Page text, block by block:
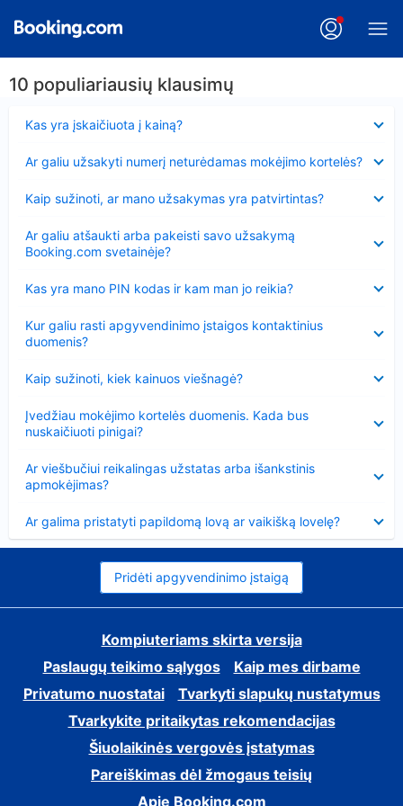
10 populiariausių klausimų
Kas yra įskaičiuota į kainą?
Ar galiu užsakyti numerį neturėdamas mokėjimo kortelės?
Kaip sužinoti, ar mano užsakymas yra patvirtintas?
Ar galiu atšaukti arba pakeisti savo užsakymą
Booking.com svetainėje?
Kas yra mano PIN kodas ir kam man jo reikia?
Kur galiu rasti apgyvendinimo įstaigos kontaktinius
duomenis?
Kaip sužinoti, kiek kainuos viešnagė?
Įvedžiau mokėjimo kortelės duomenis. Kada bus
nuskaičiuoti pinigai?
Ar viešbučiui reikalingas užstatas arba išankstinis
apmokėjimas?
Ar galima pristatyti papildomą lovą ar vaikišką lovelę?
Pridėti apgyvendinimo įstaigą
Kompiuteriams skirta versija
Paslaugų teikimo sąlygos
Kaip mes dirbame
Privatumo nuostatai
Tvarkyti slapukų nustatymus
Tvarkykite pritaikytas rekomendacijas
Šiuolaikinės vergovės įstatymas
Pareiškimas dėl žmogaus teisių
Apie Booking.com